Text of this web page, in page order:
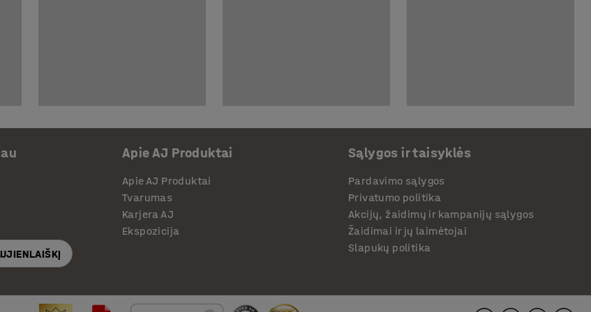
Apie AJ Produktai
Apie AJ Produktai
Tvarumas
Karjera AJ
Ekspozicija
Sąlygos ir taisyklės
Pardavimo sąlygos
Privatumo politika
Akcijų, žaidimų ir kampanijų sąlygos
Žaidimai ir jų laimėtojai
Slapukų politika